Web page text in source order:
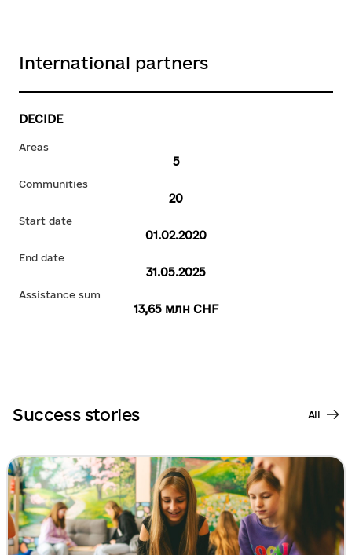
International partners
DECIDE
Areas
5
Communities
20
Start date
01.02.2020
End date
31.05.2025
Assistance sum
13,65 млн CHF
Success stories All